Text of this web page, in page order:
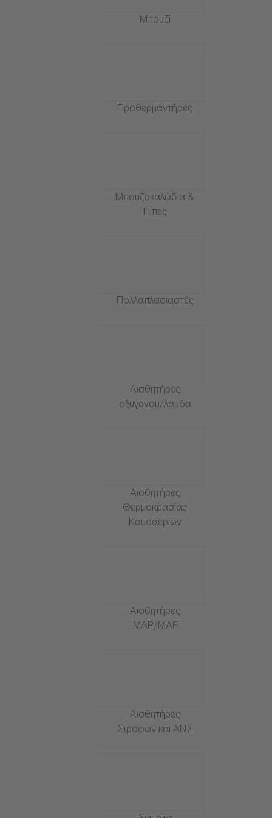
Μπουζί
Προθερμαντήρες
Μπουζοκαλώδια &
Πίπες
Πολλαπλασιαστές
Αισθητήρες
οξυγόνου/λάμδα
Αισθητήρες
Θερμοκρασίας
Καυσαερίων
Αισθητήρες
MAP/MAF
Αισθητήρες
Στροφών και ΑΝΣ